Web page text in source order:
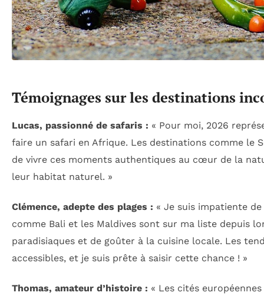
Témoignages sur les destinations
Lucas, passionné de safaris : « Pour moi, 2026
faire un safari en Afrique. Les destinations comme le
de vivre ces moments authentiques au cœur de la
leur habitat naturel. »
Clémence, adepte des plages : « Je suis impatiente
comme Bali et les Maldives sont sur ma liste depuis
paradisiaques et de goûter à la cuisine locale. Les
accessibles, et je suis prête à saisir cette chance ! »
Thomas, amateur d’histoire : « Les cités